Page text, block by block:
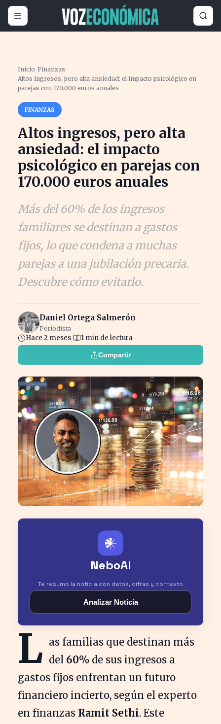
Inicio ›Finanzas ›
Altos ingresos, pero alta ansiedad: el impacto psicológico en
parejas con 170.000 euros anuales
FINANZAS
Altos ingresos, pero alta
ansiedad: el impacto
psicológico en parejas con
170.000 euros anuales
Más del 60% de los ingresos
familiares se destinan a gastos
fijos, lo que condena a muchas
parejas a una jubilación precaria.
Descubre cómo evitarlo.
Daniel Ortega Salmerón
Periodista
Hace 2 meses 1 min de lectura
Compartir
𒀭
NeboAI
Te resumo la noticia con datos, cifras y contexto
Analizar Noticia
L as familias que destinan más
del 60% de sus ingresos a
gastos fijos enfrentan un futuro
financiero incierto, según el experto
en finanzas Ramit Sethi. Este